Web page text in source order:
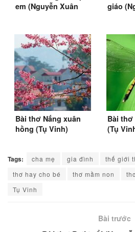
em (Nguyễn Xuân
giáo
Bài thơ Nắng xuân
hồng (Tụ Vinh)
Bài thơ
(Tụ
Tags: cha mẹ gia đình
thế giới
thơ hay cho bé
thơ mầm non
Tụ Vinh
Bài trước